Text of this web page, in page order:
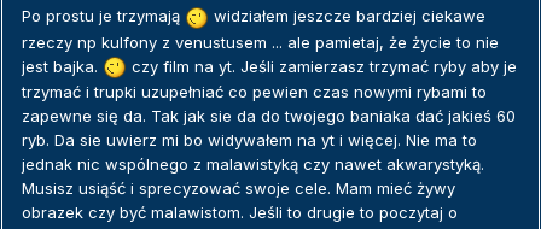
Po prostu je trzymają
widziałem jeszcze bardziej ciekawe
rzeczy np kulfony z venustusem ... ale pamietaj, że życie to nie
jest bajka.
czy film na yt. Jeśli zamierzasz trzymać ryby aby je
trzymać i trupki uzupełniać co pewien czas nowymi rybami to
zapewne się da. Tak jak sie da do twojego baniaka dać jakieś 60
ryb. Da sie uwierz mi bo widywałem na yt i więcej. Nie ma to
jednak nic wspólnego z malawistyką czy nawet akwarystyką.
Musisz usiąść i sprecyzować swoje cele. Mam mieć żywy
obrazek czy być malawistom. Jeśli to drugie to poczytaj o